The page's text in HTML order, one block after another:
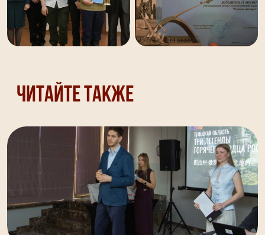
Читайте также